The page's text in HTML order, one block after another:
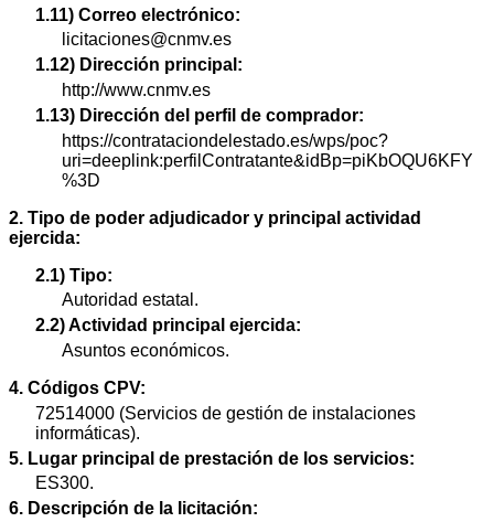
1.11) Correo electrónico:
licitaciones@cnmv.es
1.12) Dirección principal:
http://www.cnmv.es
1.13) Dirección del perfil de comprador:
https://contrataciondelestado.es/wps/poc?
uri=deeplink:perfilContratante&idBp=piKbOQU6KFY
%3D
2. Tipo de poder adjudicador y principal actividad
ejercida:
2.1) Tipo:
Autoridad estatal.
2.2) Actividad principal ejercida:
Asuntos económicos.
4. Códigos CPV:
72514000 (Servicios de gestión de instalaciones
informáticas).
5. Lugar principal de prestación de los servicios:
ES300.
6. Descripción de la licitación: